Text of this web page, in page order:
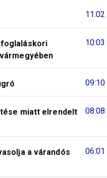
11:02
10:03
09:10
08:08
miatt elrendelt
06:01
a várandós